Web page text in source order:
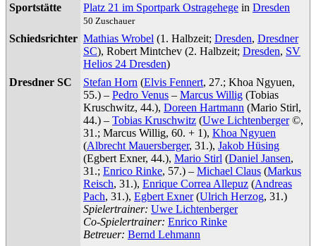
Sportstätte Platz 21 im Sportpark Ostragehege in Dresden
50 Zuschauer
Schiedsrichter Mathias Wrobel (1. Halbzeit; Dresden, Dresdner
SC), Robert Mintchev (2. Halbzeit; Dresden, SV
Helios 24 Dresden)
Dresdner SC
Stefan Horn (Elvis Fennert, 27.; Khoa Ngyuen,
55.) – Pedro Venus – Marcus Willig (Tobias
Kruschwitz, 44.), Doreen Hartmann (Mario Stirl,
44.) – Tobias Kruschwitz (Uwe Lichtenberger©,
31.; Marcus Willig, 60. + 1), Khoa Ngyuen
(Albrecht Mauersberger, 31.), Jakob Hüsing
(Egbert Exner, 44.), Mario Stirl (Daniel Jansen,
31.; Enrico Rinke, 57.) – Michael Claus (Markus
Reisch, 31.), Enrique Correa Allepuz (Andreas
Pach, 31.), Egbert Exner(Ulrich Herzog, 31.)
Spielertrainer: Uwe Lichtenberger
Co-Spielertrainer: Enrico Rinke
Betreuer: Bernd Lehmann